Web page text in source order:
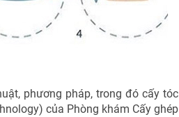
phương pháp, trong đó cấy tóc
của Phòng khám Cấy ghép